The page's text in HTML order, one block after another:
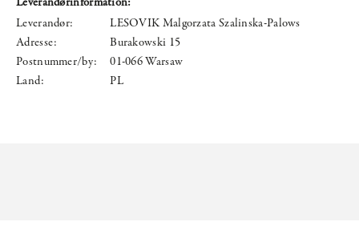
Leverandør:
LESOVIK Malgorzata Szalinska-Palows
Adresse:
Burakowski 15
Postnummer/by:
01-066 Warsaw
Land:
PL